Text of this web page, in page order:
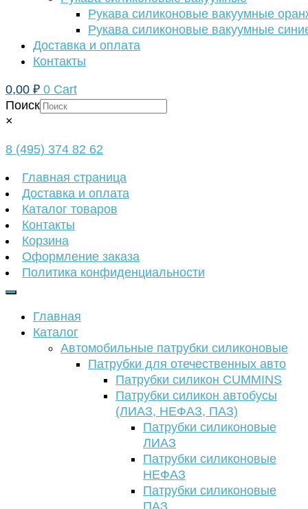
Рукава силиконовые вакуумные
Рукава силиконовые вакуумные
Доставка и оплата
Контакты
0,00 ₽ 0 Cart
Поиск
×
8 (495) 374 82 62
Главная страница
Доставка и оплата
Каталог товаров
Контакты
Корзина
Оформление заказа
Политика конфиденциальности
Главная
Каталог
Автомобильные патрубки силиконовые
Патрубки для отечественных авто
Патрубки силикон CUMMINS
Патрубки силикон автобусы
(ЛИАЗ, НЕФАЗ, ПАЗ)
Патрубки силиконовые
ЛИАЗ
Патрубки силиконовые
НЕФАЗ
Патрубки силиконовые
ПАЗ